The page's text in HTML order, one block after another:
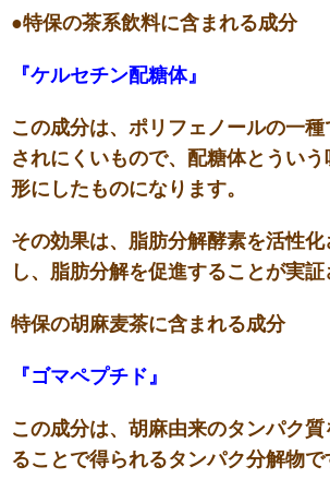
●特保の茶系飲料に含まれる成分
『ケルセチン配糖体』
この成分は、ポリフェノールの一
されにくいもので、配糖体とうい
形にしたものになります。
その効果は、脂肪分解酵素を活性
し、脂肪分解を促進することが実証
特保の胡麻麦茶に含まれる成分
『ゴマペプチド』
この成分は、胡麻由来のタンパク
ることで得られるタンパク分解物で